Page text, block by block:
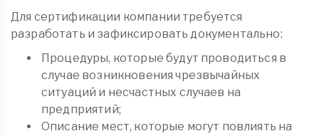
Для сертификации компании требуется
разработать и зафиксировать документально:
Процедуры, которые будут проводиться в
случае возникновения чрезвычайных
ситуаций и несчастных случаев на
предприятий;
Описание мест, которые могут повлиять на